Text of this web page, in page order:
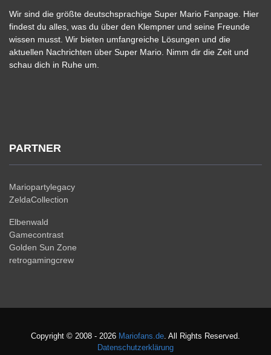
Wir sind die größte deutschsprachige Super Mario Fanpage. Hier
findest du alles, was du über den Klempner und seine Freunde
wissen musst. Wir bieten umfangreiche Lösungen und die
aktuellen Nachrichten über Super Mario. Nimm dir die Zeit und
schau dich in Ruhe um.
PARTNER
Mariopartylegacy
ZeldaCollection
Elbenwald
Gamecontrast
Golden Sun Zone
retrogamingcrew
Copyright © 2008 - 2026 Mariofans.de . All Rights Reserved.
Datenschutzerklärung